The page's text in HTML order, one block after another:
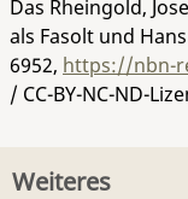
Das Rheingold,
als Fasolt und
6952, https://nbn-
/ CC-BY-NC-ND-
Weiteres